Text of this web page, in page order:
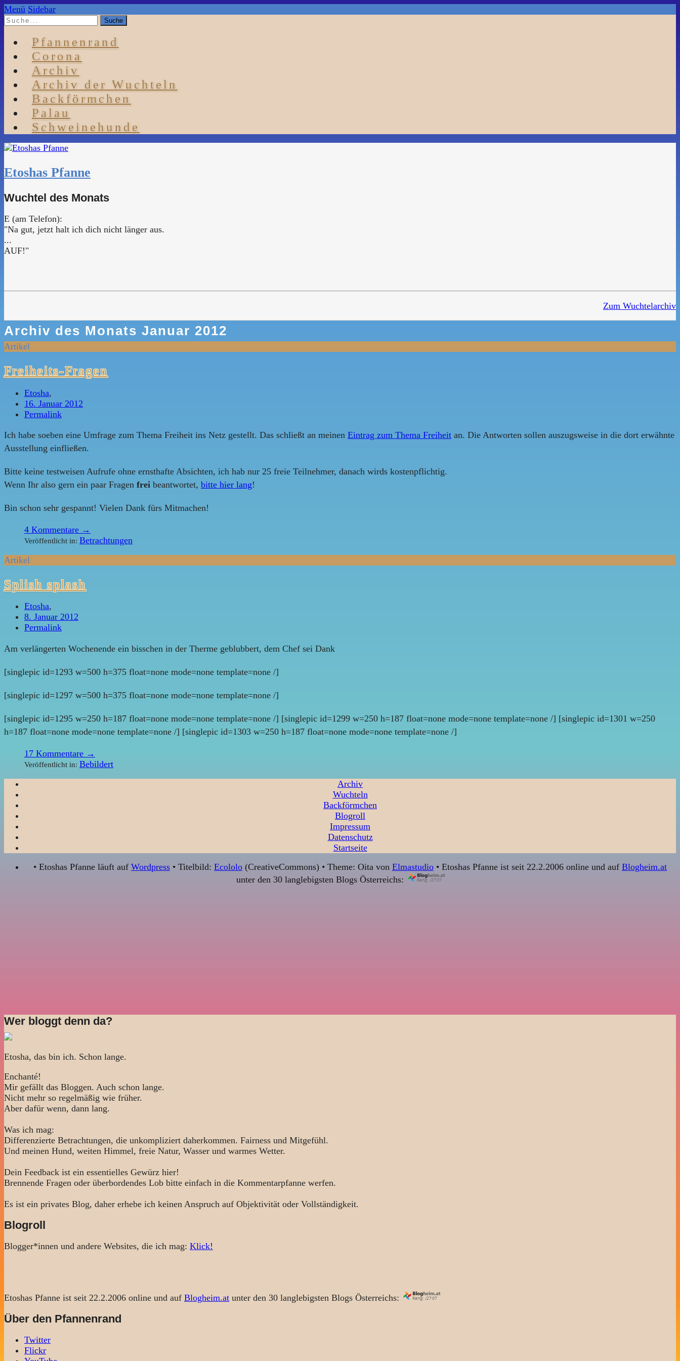
Menü Sidebar
Pfannenrand
Corona
Archiv
Archiv der Wuchteln
Backförmchen
Palau
Schweinehunde
Etoshas Pfanne
Wuchtel des Monats
E (am Telefon):
"Na gut, jetzt halt ich dich nicht länger aus.
...
AUF!"
Zum Wuchtelarchiv
Archiv des Monats Januar 2012
Artikel
Freiheits-Fragen
Etosha,
16. Januar 2012
Permalink
Ich habe soeben eine Umfrage zum Thema Freiheit ins Netz gestellt. Das schließt an meinen Eintrag zum Thema Freiheit an. Die Antworten sollen auszugsweise in die dort erwähnte
Ausstellung einfließen.
Bitte keine testweisen Aufrufe ohne ernsthafte Absichten, ich hab nur 25 freie Teilnehmer, danach wirds kostenpflichtig.
Wenn Ihr also gern ein paar Fragen frei beantwortet, bitte hier lang!
Bin schon sehr gespannt! Vielen Dank fürs Mitmachen!
4 Kommentare →
Veröffentlicht in: Betrachtungen
Artikel
Splish splash
Etosha,
8. Januar 2012
Permalink
Am verlängerten Wochenende ein bisschen in der Therme geblubbert, dem Chef sei Dank
[singlepic id=1293 w=500 h=375 float=none mode=none template=none /]
[singlepic id=1297 w=500 h=375 float=none mode=none template=none /]
[singlepic id=1295 w=250 h=187 float=none mode=none template=none /] [singlepic id=1299 w=250 h=187 float=none mode=none template=none /] [singlepic id=1301 w=250
h=187 float=none mode=none template=none /] [singlepic id=1303 w=250 h=187 float=none mode=none template=none /]
17 Kommentare →
Veröffentlicht in: Bebildert
Archiv
Wuchteln
Backförmchen
Blogroll
Impressum
Datenschutz
Startseite
• Etoshas Pfanne läuft auf Wordpress • Titelbild: Ecololo (CreativeCommons) • Theme: Oita von Elmastudio • Etoshas Pfanne ist seit 22.2.2006 online und auf Blogheim.at
unter den 30 langlebigsten Blogs Österreichs:
Wer bloggt denn da?
Etosha, das bin ich. Schon lange.
Enchanté!
Mir gefällt das Bloggen. Auch schon lange.
Nicht mehr so regelmäßig wie früher.
Aber dafür wenn, dann lang.
Was ich mag:
Differenzierte Betrachtungen, die unkompliziert daherkommen. Fairness und Mitgefühl.
Und meinen Hund, weiten Himmel, freie Natur, Wasser und warmes Wetter.
Dein Feedback ist ein essentielles Gewürz hier!
Brennende Fragen oder überbordendes Lob bitte einfach in die Kommentarpfanne werfen.
Es ist ein privates Blog, daher erhebe ich keinen Anspruch auf Objektivität oder Vollständigkeit.
Blogroll
Blogger*innen und andere Websites, die ich mag: Klick!
Etoshas Pfanne ist seit 22.2.2006 online und auf Blogheim.at unter den 30 langlebigsten Blogs Österreichs:
Über den Pfannenrand
Twitter
Flickr